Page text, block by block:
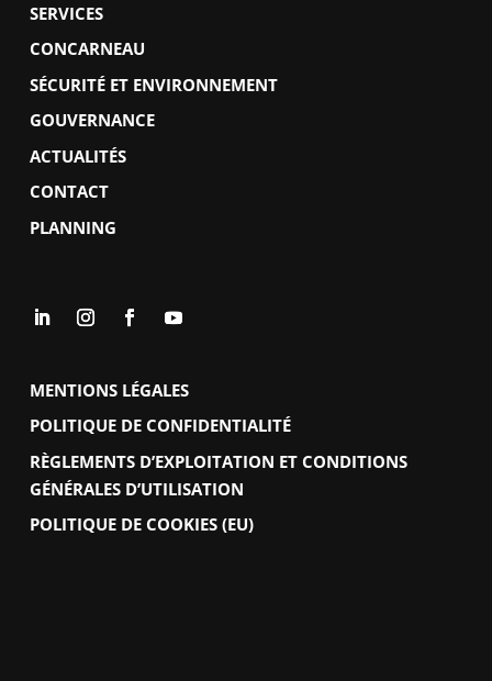
SERVICES
CONCARNEAU
SÉCURITÉ ET ENVIRONNEMENT
GOUVERNANCE
ACTUALITÉS
CONTACT
PLANNING
MENTIONS LÉGALES
POLITIQUE DE CONFIDENTIALITÉ
RÈGLEMENTS D’EXPLOITATION ET CONDITIONS
GÉNÉRALES D’UTILISATION
POLITIQUE DE COOKIES (EU)